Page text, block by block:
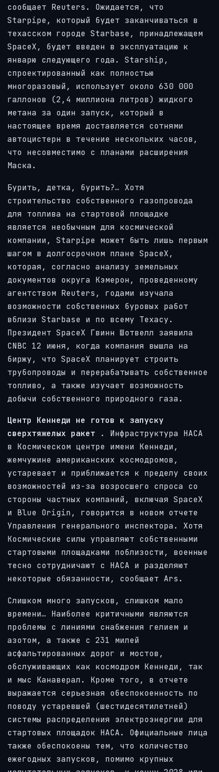
сообщает Reuters. Ожидается, что
Starpipe, который будет заканчиваться в
техасском городе Starbase, принадлежащем
SpaceX, будет введен в эксплуатацию к
январю следующего года. Starship,
спроектированный как полностью
многоразовый, использует около 630 000
галлонов (2,4 миллиона литров) жидкого
метана за один запуск, который в
настоящее время доставляется сотнями
автоцистерн в течение нескольких часов,
что несовместимо с планами расширения
Маска.
Бурить, детка, бурить?… Хотя
строительство собственного газопровода
для топлива на стартовой площадке
является необычным для космической
компании, Starpipe может быть лишь первым
шагом в долгосрочном плане SpaceX,
которая, согласно анализу земельных
документов округа Кэмерон, проведенному
агентством Reuters, годами изучала
возможности собственных буровых работ
вблизи Starbase и по всему Техасу.
Президент SpaceX Гвинн Шотвелл заявила
CNBC 12 июня, когда компания вышла на
биржу, что SpaceX планирует строить
трубопроводы и перерабатывать собственное
топливо, а также изучает возможность
добычи собственного природного газа.
Центр Кеннеди не готов к запуску
сверхтяжелых ракет . Инфраструктура НАСА
в Космическом центре имени Кеннеди,
жемчужине американских космодромов,
устаревает и приближается к пределу своих
возможностей из-за возросшего спроса со
стороны частных компаний, включая SpaceX
и Blue Origin, говорится в новом отчете
Управления генерального инспектора. Хотя
Космические силы управляют собственными
стартовыми площадками поблизости, военные
тесно сотрудничают с НАСА и разделяют
некоторые обязанности, сообщает Ars.
Слишком много запусков, слишком мало
времени… Наиболее критичными являются
проблемы с линиями снабжения гелием и
азотом, а также с 231 милей
асфальтированных дорог и мостов,
обслуживающих как космодром Кеннеди, так
и мыс Канаверал. Кроме того, в отчете
выражается серьезная обеспокоенность по
поводу устаревшей (шестидесятилетней)
системы распределения электроэнергии для
стартовых площадок НАСА. Официальные лица
также обеспокоены тем, что количество
ежегодных запусков, помимо крупных